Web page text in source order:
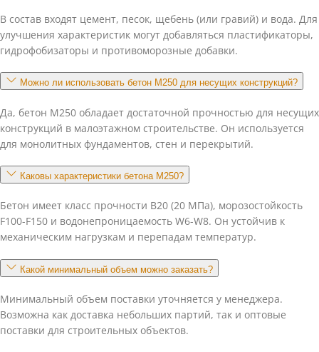
В состав входят цемент, песок, щебень (или гравий) и вода. Для
улучшения характеристик могут добавляться пластификаторы,
гидрофобизаторы и противоморозные добавки.
Можно ли использовать бетон М250 для несущих конструкций?
Да, бетон М250 обладает достаточной прочностью для несущих
конструкций в малоэтажном строительстве. Он используется
для монолитных фундаментов, стен и перекрытий.
Каковы характеристики бетона М250?
Бетон имеет класс прочности В20 (20 МПа), морозостойкость
F100-F150 и водонепроницаемость W6-W8. Он устойчив к
механическим нагрузкам и перепадам температур.
Какой минимальный объем можно заказать?
Минимальный объем поставки уточняется у менеджера.
Возможна как доставка небольших партий, так и оптовые
поставки для строительных объектов.